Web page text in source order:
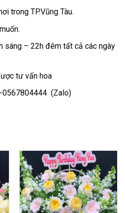
trong TP.Vũng Tàu.
sáng – 22h đêm tất cả các ngày
tư vấn hoa
0567804444(Zalo)